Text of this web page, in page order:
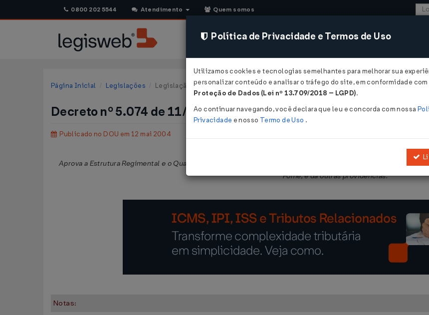
0800 202 5544 Atendimento Quem somos
CONSULTORIA SISTEMAS COMÉRCIO
Página Inicial Legislações Legislação Federal
Decreto nº 5.074 de 11/05/2004
Publicado no DOU em 12 mai 2004
Aprova a Estrutura Regimental e o Quadro Demonstrativo dos Cargos em Comissão e das Funções
Fome, e dá outras providências.
Notas:
Política de Privacidade e Termos de Uso
Utilizamos cookies e tecnologias semelhantes para melhorar sua
personalizar conteúdo e analisar o tráfego do site, em conformidade com
Proteção de Dados (Lei nº 13.709/2018 – LGPD).
Ao continuar navegando, você declara que leu e concorda com nossa
Privacidade e nosso Termo de Uso .